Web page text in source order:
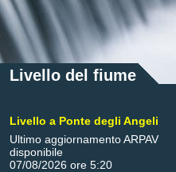
Livello del fiume
Livello a Ponte degli Angeli
Ultimo aggiornamento ARPAV
disponibile
07/08/2026 ore 5:20